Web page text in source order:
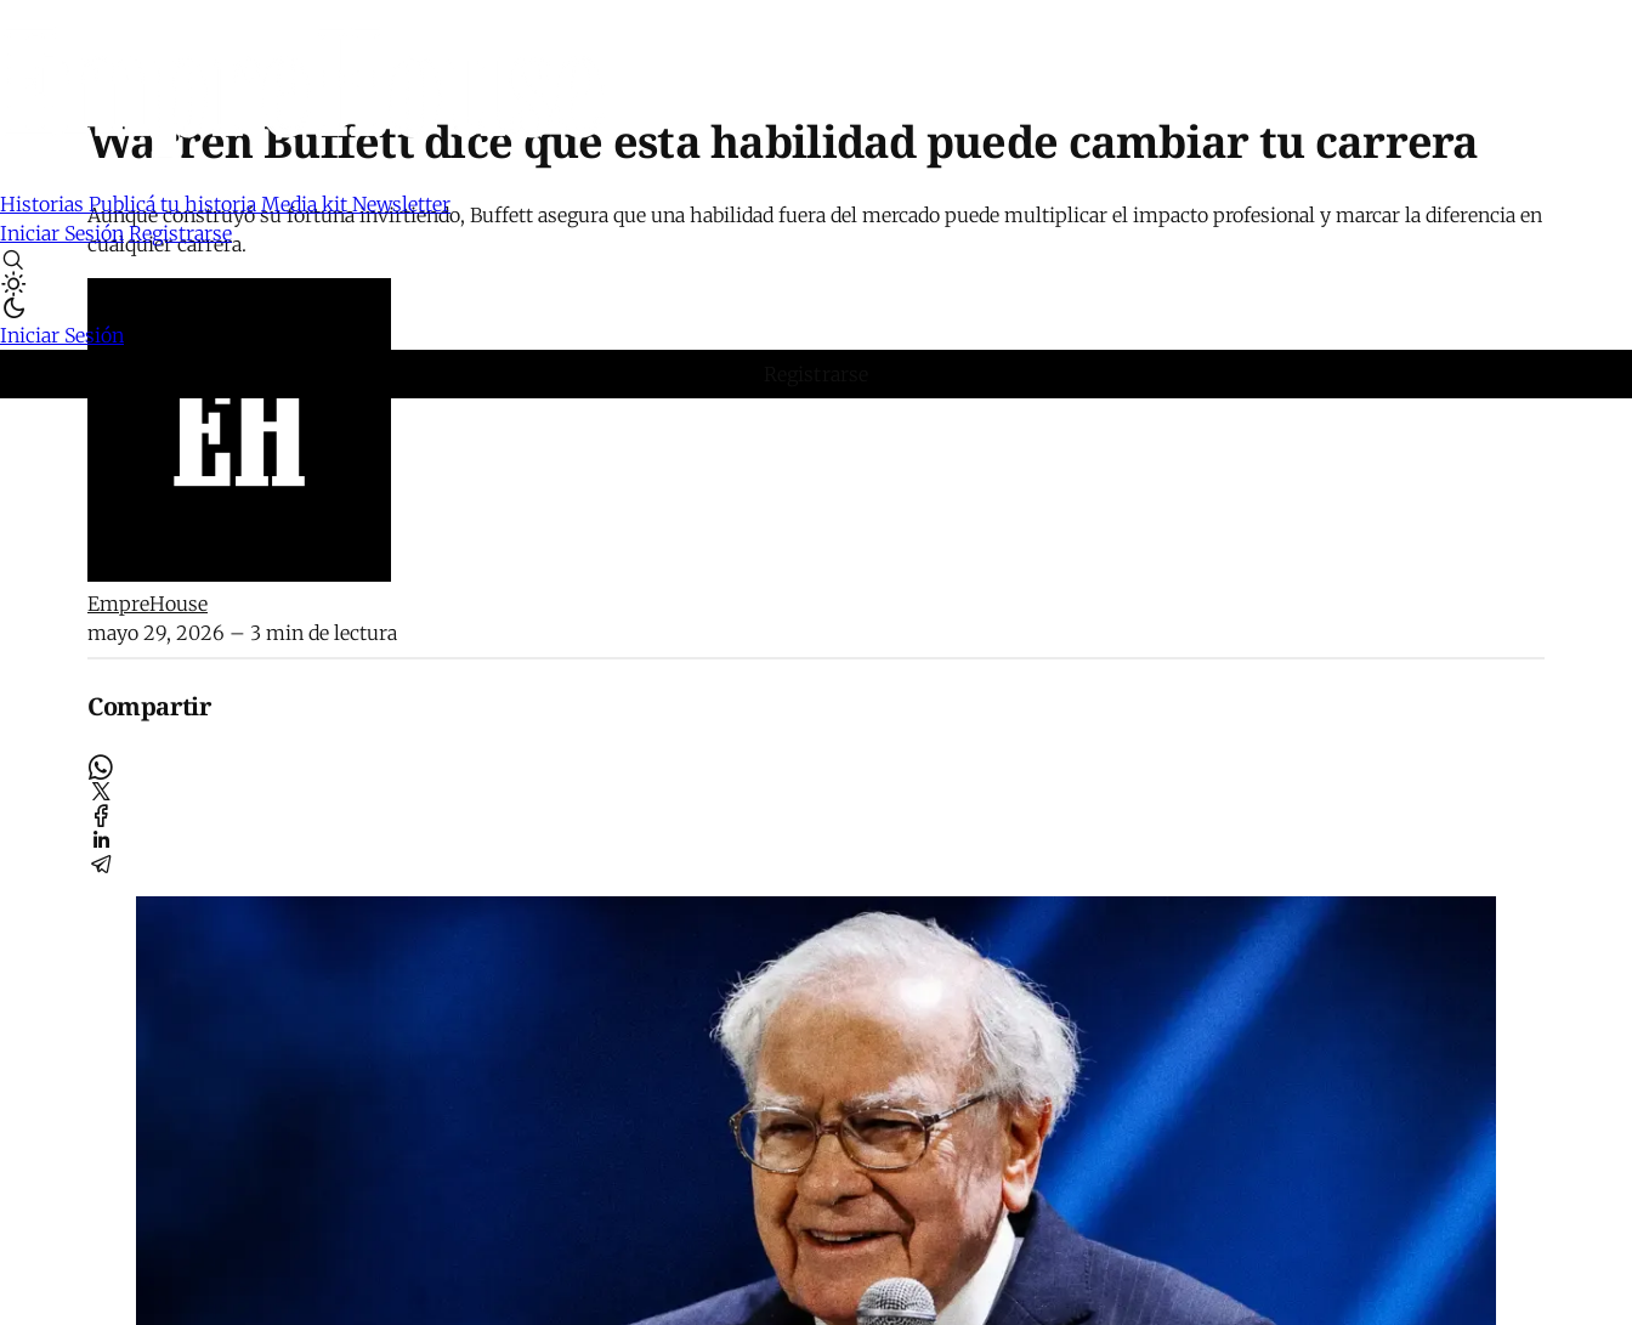
Historias Publicá tu historia Media kit Newsletter
Iniciar Sesión Registrarse
Iniciar Sesión
Warren Buffett dice que esta habilidad puede cambiar tu carrera
Aunque construyó su fortuna invirtiendo, Buffett asegura que una habilidad fuera del mercado puede multiplicar el impacto profesional y marcar la diferencia en
cualquier carrera.
EmpreHouse
mayo 29, 2026 – 3 min de lectura
Compartir